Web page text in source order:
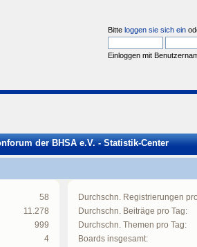
Bitte loggen sie sich ein
Einloggen mit
der BHSA e.V. - Statistik-Center
58
11.278
999
4
Durchschn. Registrierungen
Durchschn. Beiträge pro Tag:
Durchschn. Themen pro Tag:
Boards insgesamt: